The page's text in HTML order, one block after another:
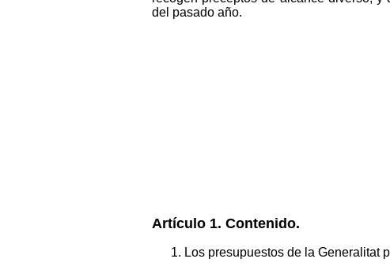
del pasado año.
Artículo 1. Contenido.
1. Los presupuestos de la Generalitat